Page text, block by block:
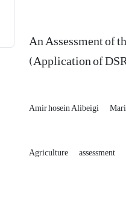
An Assessment of
(Application of
Amir hosein Alibeigi
Agriculture assessment